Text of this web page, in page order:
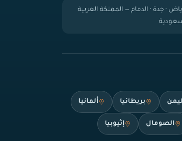
· جدة · الدمام — المملكة العربية
بريطانيا ألمانيا
الصومال إثيوبيا